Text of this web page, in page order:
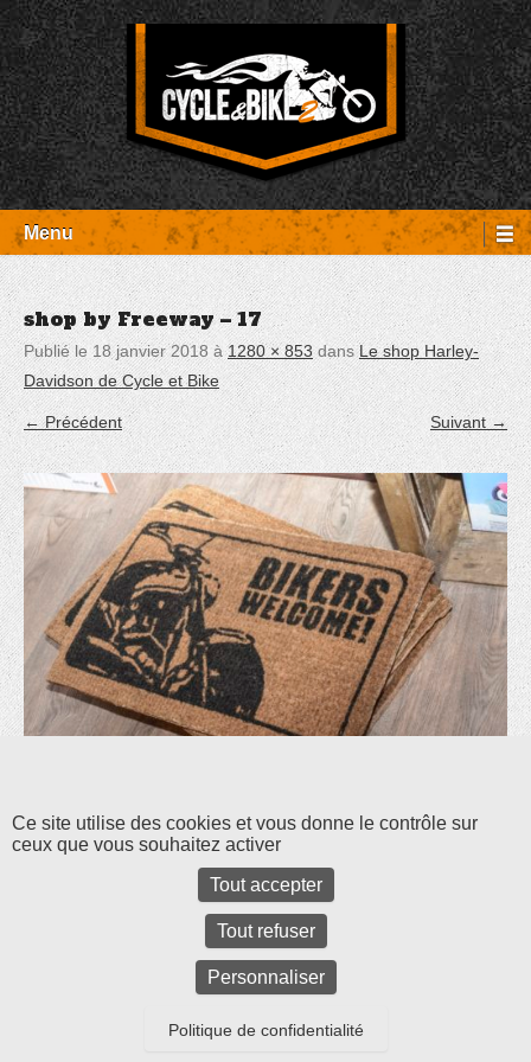
Aller
au
contenu
Cycle et Bike
Entretien Harley-Davidson, préparation et custom, boutique, pièces
détachées Rambouillet
Menu
shop by Freeway – 17
Publié le 18 janvier 2018 à1280 × 853dansLe shop Harley-
Davidson de Cycle et Bike
← Précédent Suivant →
Panneau de gestion des cookies
Ce site utilise des cookies et vous donne le contrôle sur
ceux que vous souhaitez activer
Tout accepter
Tout refuser
Personnaliser
Politique de confidentialité